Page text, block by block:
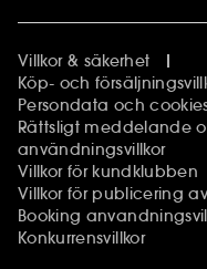
Villkor & säkerhet
Köp- och
Persondata och
Rättsligt meddelande
användningsvillkor
Villkor för kundklubben
Villkor för publicering
Booking
Konkurrensvillkor